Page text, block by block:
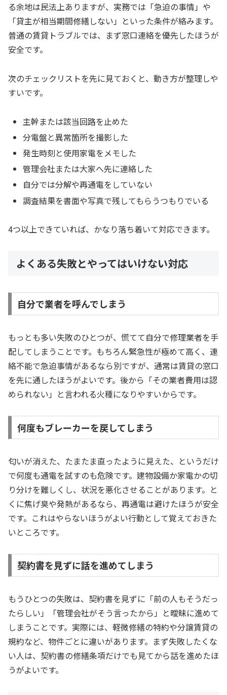
る余地は民法上ありますが、実務では「急迫の事情」や
「貸主が相当期間修繕しない」といった条件が絡みます。
普通の賃貸トラブルでは、まず窓口連絡を優先したほうが
安全です。
次のチェックリストを先に見ておくと、動き方が整理しや
すいです。
主幹または該当回路を止めた
分電盤と異常箇所を撮影した
発生時刻と使用家電をメモした
管理会社または大家へ先に連絡した
自分では分解や再通電をしていない
調査結果を書面や写真で残してもらうつもりでいる
4つ以上できていれば、かなり落ち着いて対応できます。
よくある失敗とやってはいけない対応
自分で業者を呼んでしまう
もっとも多い失敗のひとつが、慌てて自分で修理業者を手
配してしまうことです。もちろん緊急性が極めて高く、連
絡不能で急迫事情があるなら別ですが、通常は賃貸の窓口
を先に通したほうがよいです。後から「その業者費用は認
められない」と言われる火種になりやすいからです。
何度もブレーカーを戻してしまう
匂いが消えた、たまたま直ったように見えた、というだけ
で何度も通電を試すのも危険です。建物設備か家電かの切
り分けを難しくし、状況を悪化させることがあります。と
くに焦げ臭や発熱があるなら、再通電は避けたほうが安全
です。これはやらないほうがよい行動として覚えておきた
いところです。
契約書を見ずに話を進めてしまう
もうひとつの失敗は、契約書を見ずに「前の人もそうだっ
たらしい」「管理会社がそう言ったから」と曖昧に進めて
しまうことです。実際には、軽微修繕の特約や分譲賃貸の
規約など、物件ごとに違いがあります。まず失敗したくな
い人は、契約書の修繕条項だけでも見てから話を進めたほ
うがよいです。